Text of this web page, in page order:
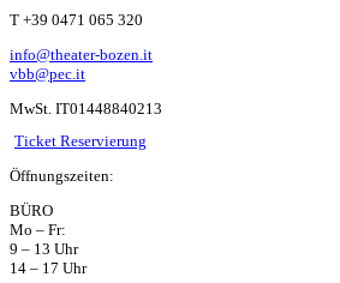
T +39 0471 065 320
info@theater-bozen.it
vbb@pec.it
MwSt. IT01448840213
W
ha
ts
ap
p
Ticket Reservierung
Öffnungszeiten:
BÜRO
Mo – Fr:
9 – 13 Uhr
14 – 17 Uhr